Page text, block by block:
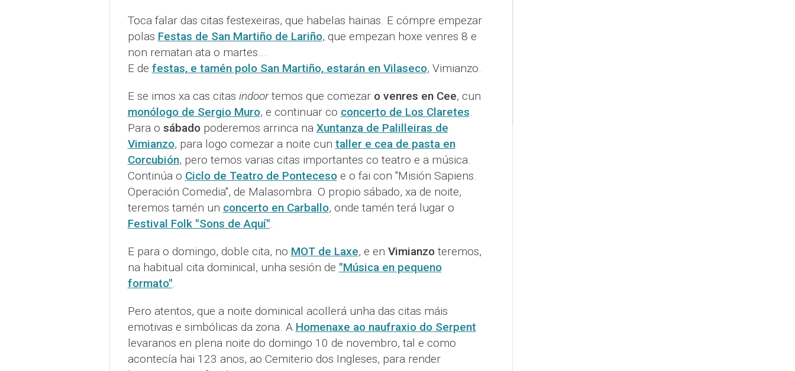
Toca falar das citas festexeiras, que habelas hainas. E cómpre empezar
polas Festas de San Martiño de Lariño, que empezan hoxe venres 8 e
non rematan ata o martes...
E de festas, e tamén polo San Martiño, estarán en Vilaseco, Vimianzo.
E se imos xa cas citas indoortemos que comezar o venres en Cee, cun
monólogo de Sergio Muro, e continuar co concerto de Los Claretes
Para o sábadopoderemos arrinca na Xuntanza de Palilleiras de
Vimianzo, para logo comezar a noite cun taller e cea de pasta en
Corcubión, pero temos varias citas importantes co teatro e a música.
Continúa o Ciclo de Teatro de Pontecesoe o fai con "Misión Sapiens.
Operación Comedia", de Malasombra. O propio sábado, xa de noite,
teremos tamén un concerto en Carballo, onde tamén terá lugar o
Festival Folk "Sons de Aquí"
E para o domingo, doble cita, no MOT de Laxe, e en Vimianzoteremos,
na habitual cita dominical, unha sesión de "Música en pequeno
formato"
Pero atentos, que a noite dominical acollerá unha das citas máis
emotivas e simbólicas da zona. A Homenaxe ao naufraxio do Serpent
levaranos en plena noite do domingo 10 de novembro, tal e como
acontecía hai 123 anos, ao Cemiterio dos Ingleses, para render